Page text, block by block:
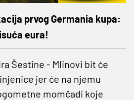
prvog Germania kupa:
eura!
Šestine - Mlinovi bit će
jer će na njemu
momčadi koje